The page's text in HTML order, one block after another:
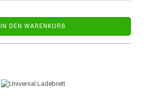
IN DEN WARENKORB